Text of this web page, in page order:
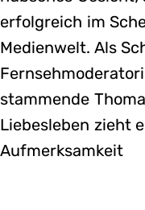
erfolgreich im
Medienwelt. Als
stammende
Liebesleben zieht
Aufmerksamkeit